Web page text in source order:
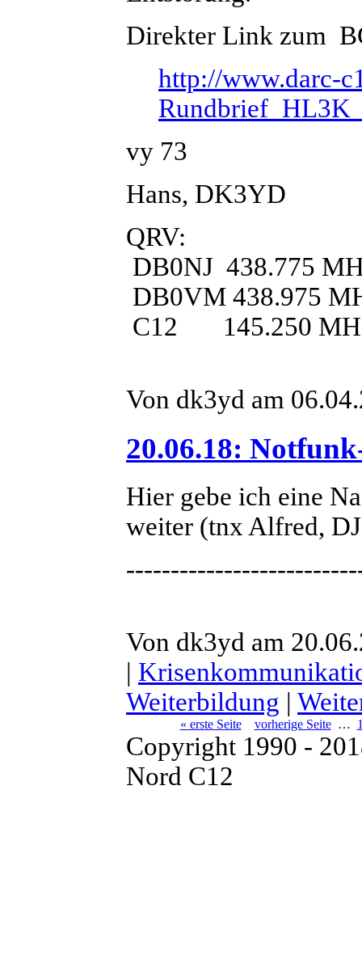
Direkter Link zum
http://www.darc-
vy 73
Hans, DK3YD
QRV:
DB0NJ 438.775
DB0VM 438.975
C12 145.250
Von dk3yd am
20.06.18:
Hier gebe ich eine
weiter (tnx Alfred,
Von dk3yd am
|
Weiterbildung |
« erste Seite vorherige Seite …
Copyright 1990 -
Nord C12